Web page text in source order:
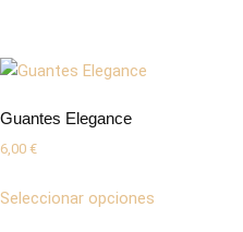
Guantes Elegance
6,00 €
Seleccionar opciones